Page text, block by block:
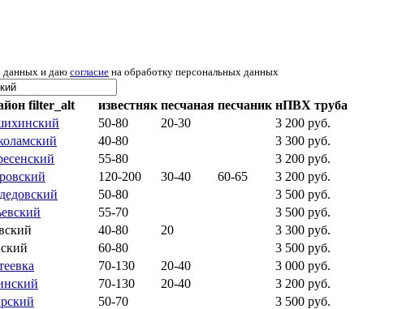
данных и даю согласие на обработку персональных данных
filter_alt известняк песчаная песчаник нПВХ труба
50-80 20-30
3 200 руб.
40-80
3 300 руб.
55-80
3 200 руб.
120-200 30-40 60-65
3 200 руб.
50-80
3 500 руб.
55-70
3 500 руб.
40-80 20
3 300 руб.
60-80
3 500 руб.
70-130 20-40
3 000 руб.
70-130 20-40
3 200 руб.
50-70
3 500 руб.